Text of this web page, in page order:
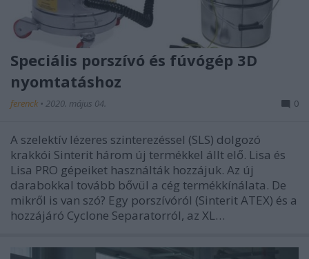
Speciális porszívó és fúvógép 3D
nyomtatáshoz
ferenck • 2020. május 04. 0
A szelektív lézeres szinterezéssel (SLS) dolgozó
krakkói Sinterit három új termékkel állt elő. Lisa és
Lisa PRO gépeiket használták hozzájuk. Az új
darabokkal tovább bővül a cég termékkínálata. De
mikről is van szó? Egy porszívóról (Sinterit ATEX) és a
hozzájáró Cyclone Separatorról, az XL…